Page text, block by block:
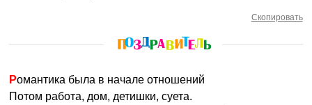
Скопировать
Романтика была в начале отношений
Потом работа, дом, детишки, суета.